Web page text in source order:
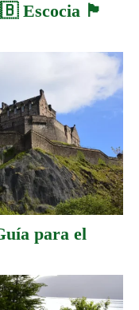
Escocia 🏴󠁧󠁢󠁳󠁣󠁴󠁿
para el